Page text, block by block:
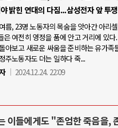
밝힌 연대의 다짐...삼성전자 앞 투
름, 23명 노동자의 목숨을 앗아간 아리
은 여전히 영정을 품에 안고 거리에 있
아보고 새로운 싸움을 준비하는 유가
주노동자도 더는 일하다 죽...
2024.12.24. 22:09
이들에게도 "존엄한 죽음을,